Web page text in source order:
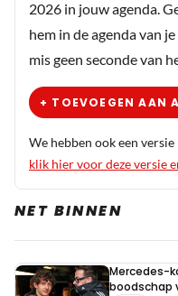
2026 in jouw agenda.
hem in de agenda van
mis geen seconde van
+ TOEVOEGEN AAN
We hebben ook een
klik hier voor deze versie
NET BINNEN
Mercedes-
boodschap